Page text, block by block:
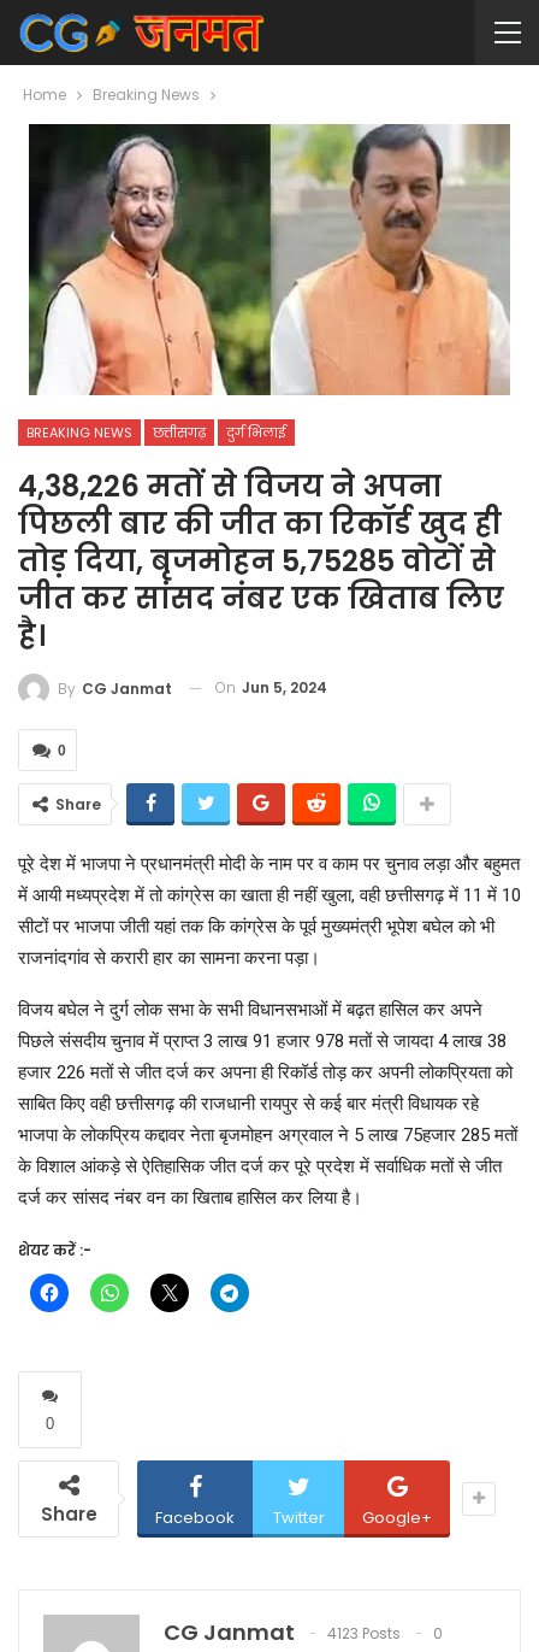
Home Breaking News
BREAKING NEWS छत्तीसगढ़ दुर्ग भिलाई
4,38,226 मतों से विजय ने अपना
पिछली बार की जीत का रिकॉर्ड खुद ही
तोड़ दिया, बृजमोहन 5,75285 वोटों से
जीत कर सांसद नंबर एक खिताब लिए
है।
By CG Janmat On Jun 5, 2024
0
Share
पूरे देश में भाजपा ने प्रधानमंत्री मोदी के नाम पर व काम पर चुनाव लड़ा और बहुमत
में आयी मध्यप्रदेश में तो कांग्रेस का खाता ही नहीं खुला, वही छत्तीसगढ़ में 11 में 10
सीटों पर भाजपा जीती यहां तक कि कांग्रेस के पूर्व मुख्यमंत्री भूपेश बघेल को भी
राजनांदगांव से करारी हार का सामना करना पड़ा।
विजय बघेल ने दुर्ग लोक सभा के सभी विधानसभाओं में बढ़त हासिल कर अपने
पिछले संसदीय चुनाव में प्राप्त 3 लाख 91 हजार 978 मतों से जायदा 4 लाख 38
हजार 226 मतों से जीत दर्ज कर अपना ही रिकॉर्ड तोड़ कर अपनी लोकप्रियता को
साबित किए वही छत्तीसगढ़ की राजधानी रायपुर से कई बार मंत्री विधायक रहे
भाजपा के लोकप्रिय कद्दावर नेता बृजमोहन अग्रवाल ने 5 लाख 75हजार 285 मतों
के विशाल आंकड़े से ऐतिहासिक जीत दर्ज कर पूरे प्रदेश में सर्वाधिक मतों से जीत
दर्ज कर सांसद नंबर वन का खिताब हासिल कर लिया है।
शेयर करें :-
0
Share Facebook Twitter Google+
CG Janmat 4123 Posts
0